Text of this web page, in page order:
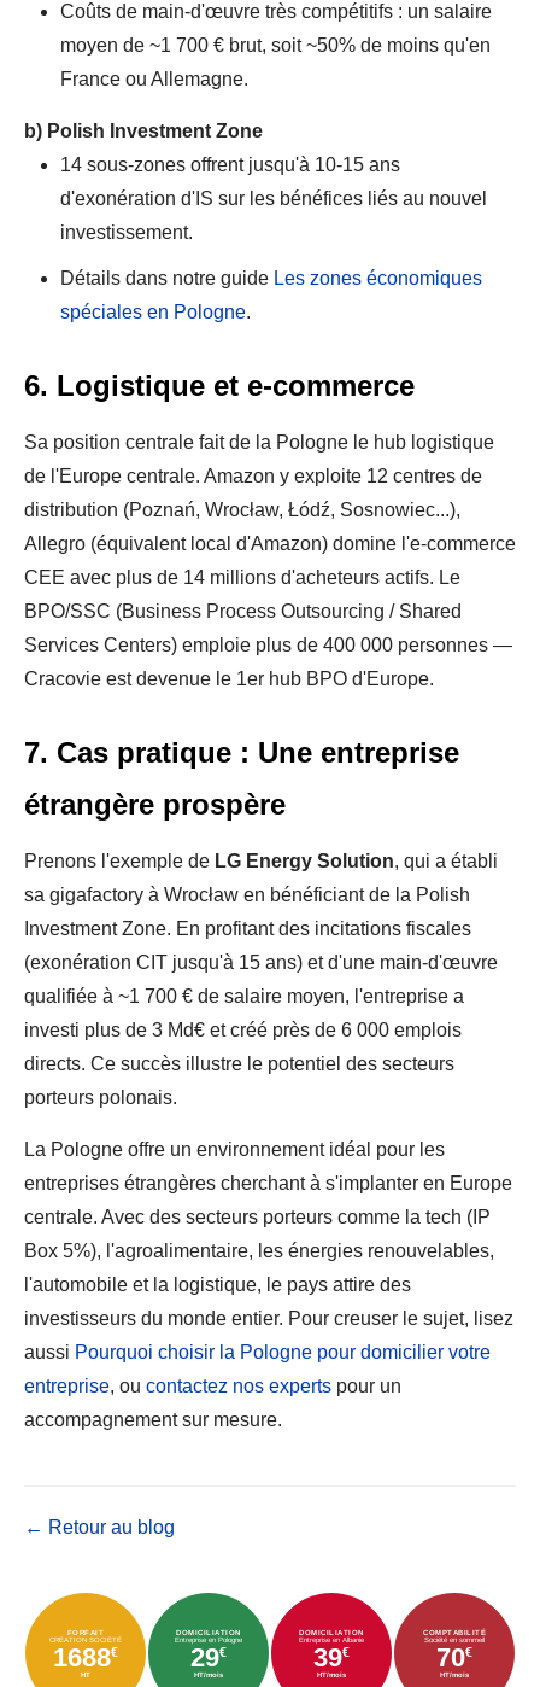
Coûts de main-d'œuvre très compétitifs : un salaire
moyen de ~1 700 € brut, soit ~50% de moins qu'en
France ou Allemagne.
b) Polish Investment Zone
14 sous-zones offrent jusqu'à 10-15 ans
d'exonération d'IS sur les bénéfices liés au nouvel
investissement.
Détails dans notre guide Les zones économiques
spéciales en Pologne.
6. Logistique et e-commerce
Sa position centrale fait de la Pologne le hub logistique
de l'Europe centrale. Amazon y exploite 12 centres de
distribution (Poznań, Wrocław, Łódź, Sosnowiec...),
Allegro (équivalent local d'Amazon) domine l'e-commerce
CEE avec plus de 14 millions d'acheteurs actifs. Le
BPO/SSC (Business Process Outsourcing / Shared
Services Centers) emploie plus de 400 000 personnes —
Cracovie est devenue le 1er hub BPO d'Europe.
7. Cas pratique : Une entreprise
étrangère prospère
Prenons l'exemple de LG Energy Solution, qui a établi
sa gigafactory à Wrocław en bénéficiant de la Polish
Investment Zone. En profitant des incitations fiscales
(exonération CIT jusqu'à 15 ans) et d'une main-d'œuvre
qualifiée à ~1 700 € de salaire moyen, l'entreprise a
investi plus de 3 Md€ et créé près de 6 000 emplois
directs. Ce succès illustre le potentiel des secteurs
porteurs polonais.
La Pologne offre un environnement idéal pour les
entreprises étrangères cherchant à s'implanter en Europe
centrale. Avec des secteurs porteurs comme la tech (IP
Box 5%), l'agroalimentaire, les énergies renouvelables,
l'automobile et la logistique, le pays attire des
investisseurs du monde entier. Pour creuser le sujet, lisez
aussi Pourquoi choisir la Pologne pour domicilier votre
entreprise, ou contactez nos experts pour un
accompagnement sur mesure.
← Retour au blog
FORFAIT
CRÉATION SOCIÉTÉ
1688€
HT
DOMICILIATION
Entreprise en Pologne
29€
HT/mois
DOMICILIATION
Entreprise en Albanie
39€
HT/mois
COMPTABILITÉ
Société en sommeil
70€
HT/mois